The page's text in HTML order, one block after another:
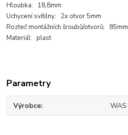
Hloubka: 18,8mm
Uchycení svítilny: 2x otvor 5mm
Rozteč montážních šroubů/otvorů: 85mm
Materiál: plast
Parametry
Výrobce WAS